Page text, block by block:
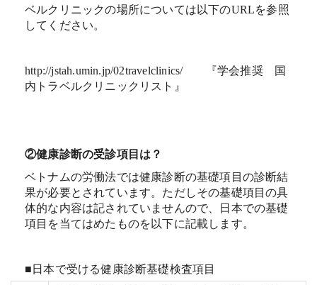
ベルクリニックの場所については以下のURLを参照
してください。
http://jstah.umin.jp/02travelclinics/ 『学会推奨 国
内トラベルクリニックリスト』
②健康診断の受診項目は？
ベトナムの労働法では健康診断の基礎項目の診断結
果が必要とされています。ただしその基礎項目の具
体的な内容は記されていませんので、日本での基礎
項目を当てはめたものを以下に記載します。
■日本で受ける健康診断基礎検査項目